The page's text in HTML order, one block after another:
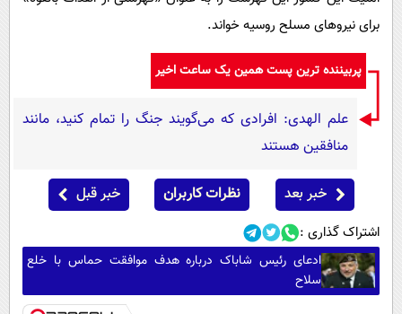
برای نیروهای مسلح روسیه خواند.
پربیننده ترین پست همین یک ساعت اخیر
علم الهدی: افرادی که می‌گویند جنگ را تمام کنید، مانند
منافقین هستند
خبر بعد نظرات کاربران خبر قبل
اشتراک گذاری :
ادعای رئیس شاباک درباره هدف موافقت حماس با خلع
سلاح